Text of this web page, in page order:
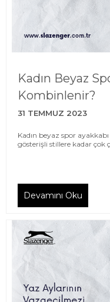
Kadın Beyaz
Kombinlenir?
31 TEMMUZ 2023
Kadın beyaz spor
gösterişli stillere kadar çok
Devamını Oku